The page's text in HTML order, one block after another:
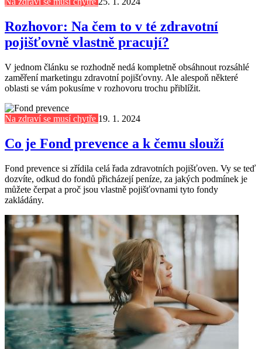
Rozhovor: Na čem to v té zdravotní
pojišťovně vlastně pracují?
V jednom článku se rozhodně nedá kompletně obsáhnout rozsáhlé
zaměření marketingu zdravotní pojišťovny. Ale alespoň některé
oblasti se vám pokusíme v rozhovoru trochu přiblížit.
Na zdraví se musí chytře 19. 1. 2024
Co je Fond prevence a k čemu slouží
Fond prevence si zřídila celá řada zdravotních pojišťoven. Vy se teď
dozvíte, odkud do fondů přicházejí peníze, za jakých podmínek je
můžete čerpat a proč jsou vlastně pojišťovnami tyto fondy
zakládány.